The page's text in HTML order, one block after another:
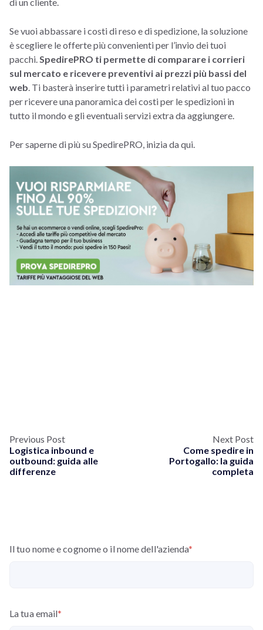
Se vuoi abbassare i costi di reso e di spedizione, la soluzione
è scegliere le offerte più convenienti per l’invio dei tuoi
pacchi.SpedirePRO ti permette di comparare i corrieri
sul mercato e ricevere preventivi ai prezzi più bassi del
web. Ti basterà inserire tutti i parametri relativi al tuo pacco
per ricevere una panoramica dei costi per le spedizioni in
tutto il mondo e gli eventuali servizi extra da aggiungere.
Per saperne di più su SpedirePRO, inizia da qui.
Previous Post
Logistica inbound e
outbound: guida alle
differenze
Next Post
Come spedire in
Portogallo: la guida
completa
Il tuo nome e cognome o il nome dell'azienda*
La tua email*